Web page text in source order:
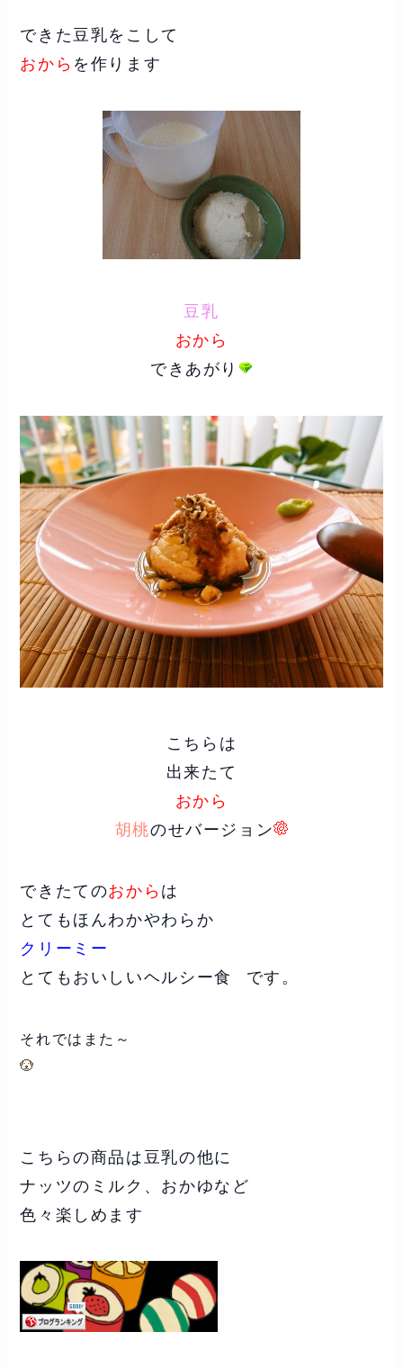
できた豆乳をこして
おから を作ります
豆乳
おから
できあがり
こちらは
出来たて
おから
胡桃のせバージョン
できたてのおから は
とてもほんわかやわらか
クリーミー
とてもおいしいヘルシー食
です。
それではまた～
こちらの商品は豆乳の他に
ナッツのミルク、おかゆなど
色々楽しめます